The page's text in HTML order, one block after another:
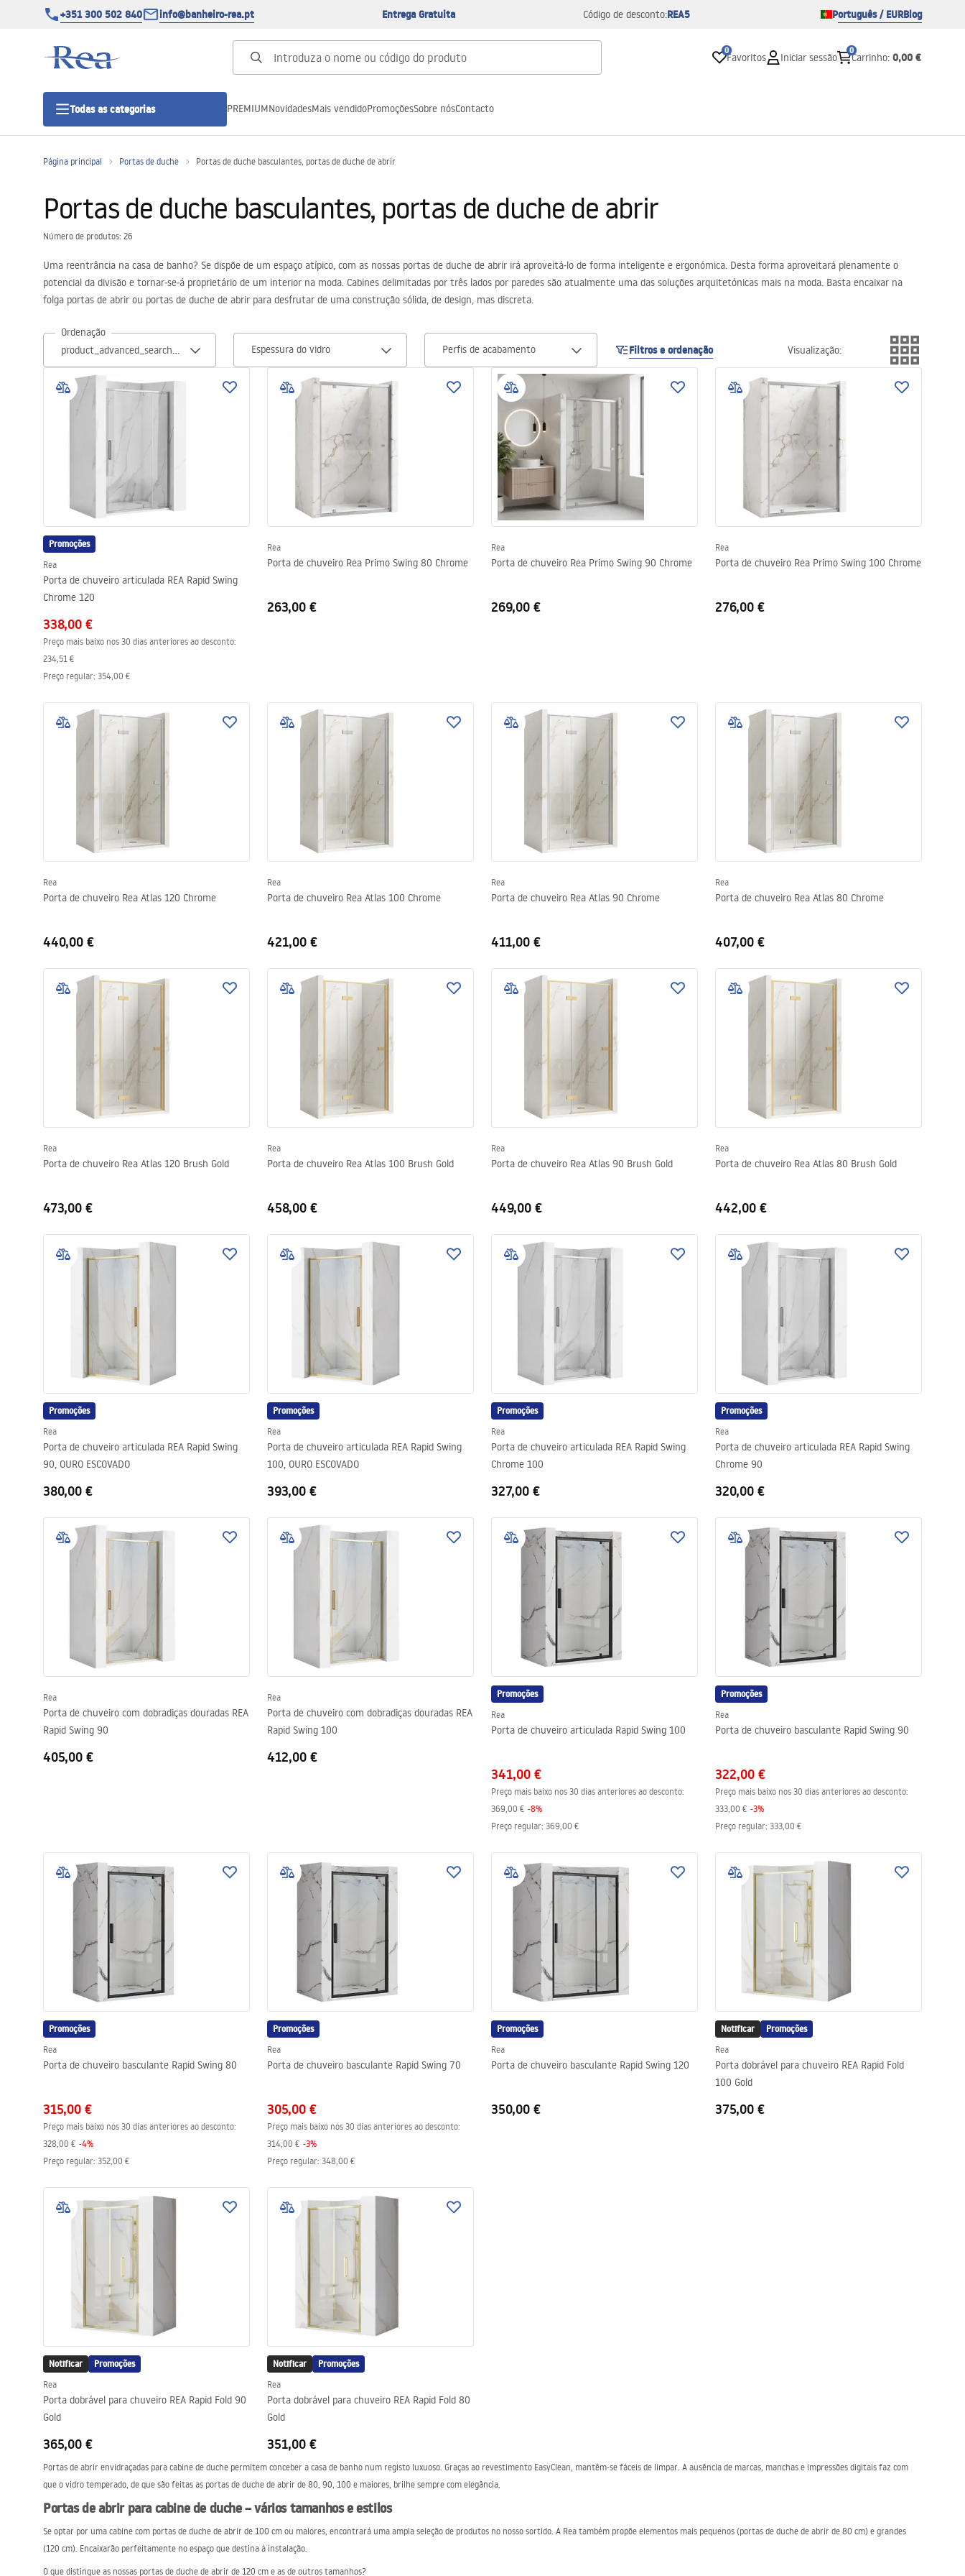
+351 300 502 840 info@banheiro-rea.pt Entrega Gratuita Código de desconto:REA5 Português / EURBlog
0
Favoritos Iniciar sessão
0
Carrinho: 0,00 €
Todas as categorias
Portas de duche
Sanitas, lavatórios
Lava-louças e lavatórios de casa
Cabinas de duche de casa de
banho
Misturadores de casa de banho
Chuveiros de casa de banho
Cozinha
Acessórios de casa de banho,
PREMIUMNovidadesMais vendidoPromoçõesSobre nósContacto
Página principal Portas de duche Portas de duche basculantes, portas de duche de abrir
Portas de duche basculantes, portas de duche de abrir
Número de produtos: 26
Uma reentrância na casa de banho? Se dispõe de um espaço atípico, com as nossas portas de duche de abrir irá aproveitá‑lo de forma inteligente e ergonómica. Desta forma aproveitará plenamente o
potencial da divisão e tornar‑se‑á proprietário de um interior na moda. Cabines delimitadas por três lados por paredes são atualmente uma das soluções arquitetónicas mais na moda. Basta encaixar na
folga portas de abrir ou portas de duche de abrir para desfrutar de uma construção sólida, de design, mas discreta.
Ordenação
Espessura do vidro
Perfis de acabamento Filtros e ordenação Visualização:
Promoções
Rea
Porta de chuveiro articulada REA Rapid Swing
Chrome 120
338,00 €
Preço mais baixo nos 30 dias anteriores ao desconto:
234,51 €
Preço regular: 354,00 €
Rea
Porta de chuveiro Rea Primo Swing 80 Chrome
263,00 €
Rea
Porta de chuveiro Rea Primo Swing 90 Chrome
269,00 €
Rea
Porta de chuveiro Rea Primo Swing 100 Chrome
276,00 €
Rea
Porta de chuveiro Rea Atlas 120 Chrome
440,00 €
Rea
Porta de chuveiro Rea Atlas 100 Chrome
421,00 €
Rea
Porta de chuveiro Rea Atlas 90 Chrome
411,00 €
Rea
Porta de chuveiro Rea Atlas 80 Chrome
407,00 €
Rea
Porta de chuveiro Rea Atlas 120 Brush Gold
473,00 €
Rea
Porta de chuveiro Rea Atlas 100 Brush Gold
458,00 €
Rea
Porta de chuveiro Rea Atlas 90 Brush Gold
449,00 €
Rea
Porta de chuveiro Rea Atlas 80 Brush Gold
442,00 €
Promoções
Rea
Porta de chuveiro articulada REA Rapid Swing
90, OURO ESCOVADO
380,00 €
Promoções
Rea
Porta de chuveiro articulada REA Rapid Swing
100, OURO ESCOVADO
393,00 €
Promoções
Rea
Porta de chuveiro articulada REA Rapid Swing
Chrome 100
327,00 €
Promoções
Rea
Porta de chuveiro articulada REA Rapid Swing
Chrome 90
320,00 €
Rea
Porta de chuveiro com dobradiças douradas REA
Rapid Swing 90
405,00 €
Rea
Porta de chuveiro com dobradiças douradas REA
Rapid Swing 100
412,00 €
Promoções
Rea
Porta de chuveiro articulada Rapid Swing 100
341,00 €
Preço mais baixo nos 30 dias anteriores ao desconto:
369,00 € -8%
Preço regular: 369,00 €
Promoções
Rea
Porta de chuveiro basculante Rapid Swing 90
322,00 €
Preço mais baixo nos 30 dias anteriores ao desconto:
333,00 € -3%
Preço regular: 333,00 €
Promoções
Rea
Porta de chuveiro basculante Rapid Swing 80
315,00 €
Preço mais baixo nos 30 dias anteriores ao desconto:
328,00 € -4%
Preço regular: 352,00 €
Promoções
Rea
Porta de chuveiro basculante Rapid Swing 70
305,00 €
Preço mais baixo nos 30 dias anteriores ao desconto:
314,00 € -3%
Preço regular: 348,00 €
Promoções
Rea
Porta de chuveiro basculante Rapid Swing 120
350,00 €
Notificar Promoções
Rea
Porta dobrável para chuveiro REA Rapid Fold
100 Gold
375,00 €
Notificar Promoções
Rea
Porta dobrável para chuveiro REA Rapid Fold 90
Gold
365,00 €
Notificar Promoções
Rea
Porta dobrável para chuveiro REA Rapid Fold 80
Gold
351,00 €
Portas de abrir envidraçadas para cabine de duche permitem conceber a casa de banho num registo luxuoso. Graças ao revestimento EasyClean, mantêm‑se fáceis de limpar. A ausência de marcas, manchas e impressões digitais faz com
que o vidro temperado, de que são feitas as portas de duche de abrir de 80, 90, 100 e maiores, brilhe sempre com elegância.
Portas de abrir para cabine de duche – vários tamanhos e estilos
Se optar por uma cabine com portas de duche de abrir de 100 cm ou maiores, encontrará uma ampla seleção de produtos no nosso sortido. A Rea também propõe elementos mais pequenos (portas de duche de abrir de 80 cm) e grandes
(120 cm). Encaixarão perfeitamente no espaço que destina à instalação.
O que distingue as nossas portas de duche de abrir de 120 cm e as de outros tamanhos?